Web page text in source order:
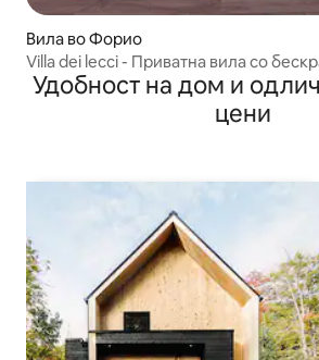
Вила во Форио
Удобност на дом и
цени